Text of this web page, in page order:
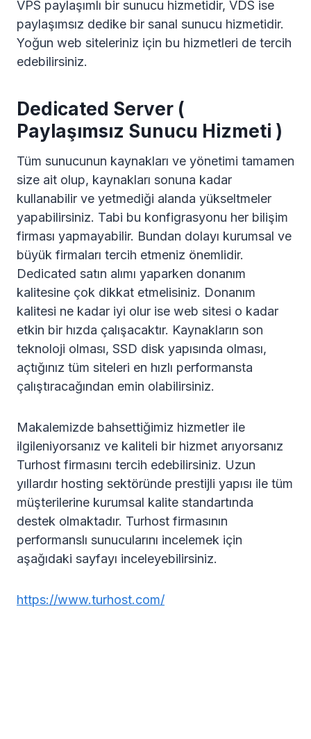
VPS paylaşımlı bir sunucu hizmetidir, VDS ise
paylaşımsız dedike bir sanal sunucu hizmetidir.
Yoğun web siteleriniz için bu hizmetleri de tercih
edebilirsiniz.
Dedicated Server (
Paylaşımsız Sunucu Hizmeti )
Tüm sunucunun kaynakları ve yönetimi tamamen
size ait olup, kaynakları sonuna kadar
kullanabilir ve yetmediği alanda yükseltmeler
yapabilirsiniz. Tabi bu konfigrasyonu her bilişim
firması yapmayabilir. Bundan dolayı kurumsal ve
büyük firmaları tercih etmeniz önemlidir.
Dedicated satın alımı yaparken donanım
kalitesine çok dikkat etmelisiniz. Donanım
kalitesi ne kadar iyi olur ise web sitesi o kadar
etkin bir hızda çalışacaktır. Kaynakların son
teknoloji olması, SSD disk yapısında olması,
açtığınız tüm siteleri en hızlı performansta
çalıştıracağından emin olabilirsiniz.
Makalemizde bahsettiğimiz hizmetler ile
ilgileniyorsanız ve kaliteli bir hizmet arıyorsanız
Turhost firmasını tercih edebilirsiniz. Uzun
yıllardır hosting sektöründe prestijli yapısı ile tüm
müşterilerine kurumsal kalite standartında
destek olmaktadır. Turhost firmasının
performanslı sunucularını incelemek için
aşağıdaki sayfayı inceleyebilirsiniz.
https://www.turhost.com/